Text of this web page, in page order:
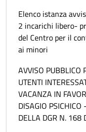
Elenco istanza
2 incarichi libero-
del Centro per il
ai minori
AVVISO PUBBLICO
UTENTI
VACANZA IN
DISAGIO
DELLA DGR N.